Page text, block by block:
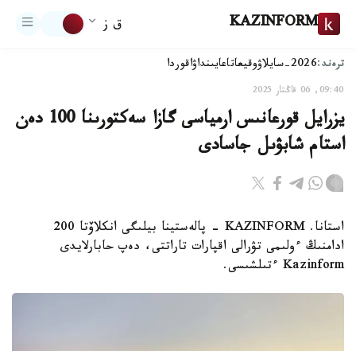
KAZINFORM ق ز
ترەند:2026-سايلاۋ وقيعاتاعايىنداۋاقوردا
09:40, 06 قاڭتار 2025
يزرايل قورعانىس ارمياسى گازا سەكتورىنا 100 دەن
استام شابۋىل جاسادى
استانا. KAZINFORM - پالەستينا بيلىگى انكلاۆتا 200
ادامنىڭ ءولىمى تۋرالى اقپارات تاراتتى، دەپ حابارلايدى
Kazinform ءتىلشىسى.